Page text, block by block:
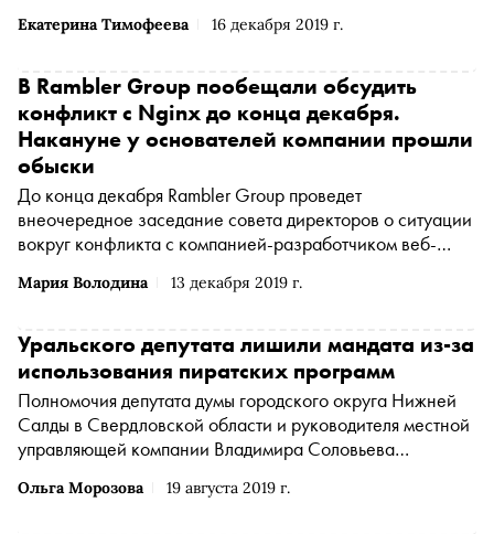
Екатерина Тимофеева 16 декабря 2019 г.
службу компании
Мария Володина 13 декабря 2019 г.
В Rambler Group пообещали обсудить
конфликт с Nginx до конца декабря.
Накануне у основателей компании прошли
обыски
До конца декабря Rambler Group проведет
внеочередное заседание совета директоров о ситуации
вокруг конфликта с компанией-разработчиком веб-
службу холдинга
Ольга Морозова 19 августа 2019 г.
Уральского депутата лишили мандата из-за
использования пиратских программ
Полномочия депутата думы городского округа Нижней
Салды в Свердловской области и руководителя местной
управляющей компании Владимира Соловьева
права разработчиков компьютерных программ